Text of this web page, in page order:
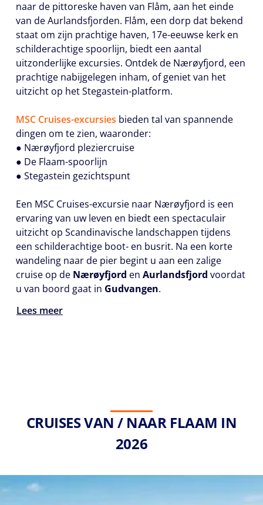
naar de pittoreske haven van Flåm, aan het einde
van de Aurlandsfjorden. Flåm, een dorp dat bekend
staat om zijn prachtige haven, 17e-eeuwse kerk en
schilderachtige spoorlijn, biedt een aantal
uitzonderlijke excursies. Ontdek de Nærøyfjord, een
prachtige nabijgelegen inham, of geniet van het
uitzicht op het Stegastein-platform.
MSC Cruises-excursies bieden tal van spannende
dingen om te zien, waaronder:
● Nærøyfjord pleziercruise
● De Flaam-spoorlijn
● Stegastein gezichtspunt
Een MSC Cruises-excursie naar Nærøyfjord is een
ervaring van uw leven en biedt een spectaculair
uitzicht op Scandinavische landschappen tijdens
een schilderachtige boot- en busrit. Na een korte
wandeling naar de pier begint u aan een zalige
cruise op de Nærøyfjord en Aurlandsfjord voordat
u van boord gaat in Gudvangen.
Lees meer
CRUISES VAN / NAAR FLAAM IN
2026